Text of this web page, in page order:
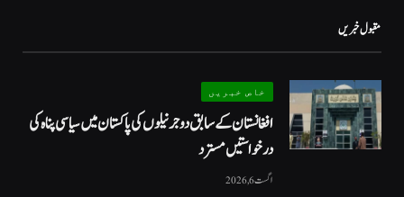
مقبول خبریں
خاص خبریں
افغانستان کے سابق دو جرنیلوں کی پاکستان میں سیاسی پناہ کی
درخواستیں مسترد
اگست 6, 2026